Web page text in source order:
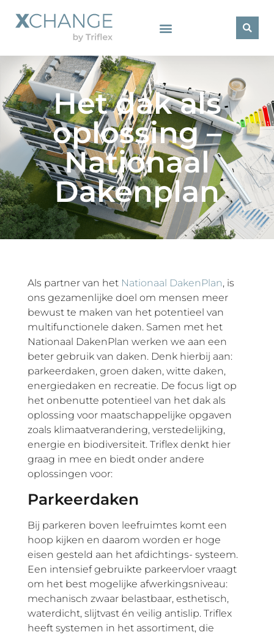
Het dak als
oplossing –
Nationaal
Dakenplan
Als partner van het Nationaal DakenPlan, is
ons gezamenlijke doel om mensen meer
bewust te maken van het potentieel van
multifunctionele daken. Samen met het
Nationaal DakenPlan werken we aan een
beter gebruik van daken. Denk hierbij aan:
parkeerdaken, groen daken, witte daken,
energiedaken en recreatie. De focus ligt op
het onbenutte potentieel van het dak als
oplossing voor maatschappelijke opgaven
zoals klimaatverandering, verstedelijking,
energie en biodiversiteit. Triflex denkt hier
graag in mee en biedt onder andere
oplossingen voor:
Parkeerdaken
Bij parkeren boven leefruimtes komt een
hoop kijken en daarom worden er hoge
eisen gesteld aan het afdichtings- systeem.
Een intensief gebruikte parkeervloer vraagt
om het best mogelijke afwerkingsniveau:
mechanisch zwaar belastbaar, esthetisch,
waterdicht, slijtvast én veilig antislip. Triflex
heeft systemen in het assortiment, die